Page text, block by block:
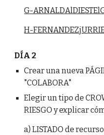
G-
H-
DÍA 2
Crear una nueva
"COLABORA"
Elegir un tipo de
RIESGO y explicar
a) LISTADO de